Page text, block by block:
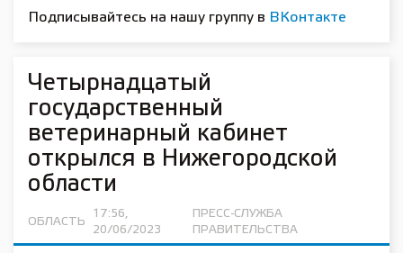
Подписывайтесь на нашу группу в ВКонтакте
Четырнадцатый
государственный
ветеринарный кабинет
открылся в Нижегородской
области
ОБЛАСТЬ
17:56,
20/06/2023
ПРЕСС-СЛУЖБА
ПРАВИТЕЛЬСТВА